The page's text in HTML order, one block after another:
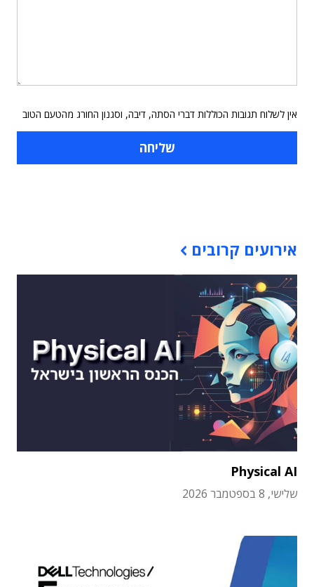
אין לשלוח תגובות הכוללות דברי הסתה, דיבה, וסגנון החורג מהטעם הטוב
אירועים קרובים
Physical AI
שלישי, 8 בספטמבר 2026